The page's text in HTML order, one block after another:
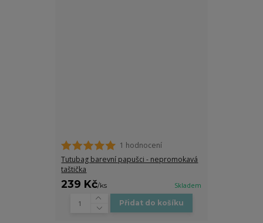
1 hodnocení
Tutubag barevní papušci - nepromokavá
taštička
239 Kč/ks Skladem
Přidat do košíku